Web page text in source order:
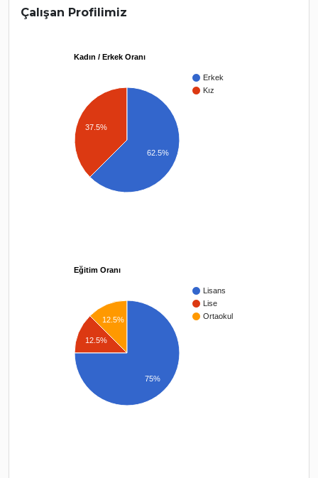
Çalışan Profilimiz
Kadın / Erkek Oranı
Erkek
Kız
37.5%
62.5%
Eğitim Oranı
Lisans
Lise
Ortaokul
12.5%
12.5%
75%